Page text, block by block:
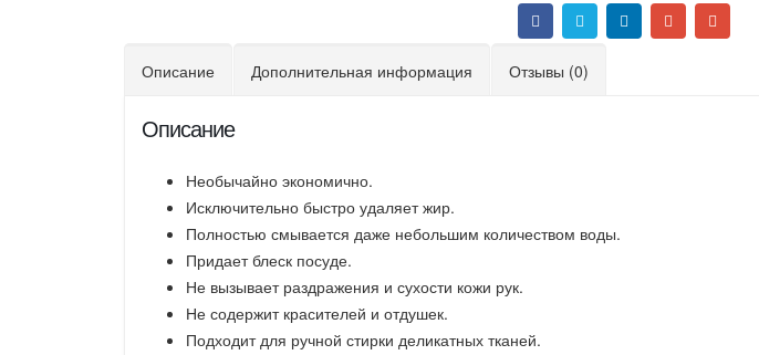
Описание Дополнительная информация Отзывы (0)
Описание
Необычайно экономично.
Исключительно быстро удаляет жир.
Полностью смывается даже небольшим количеством воды.
Придает блеск посуде.
Не вызывает раздражения и сухости кожи рук.
Не содержит красителей и отдушек.
Подходит для ручной стирки деликатных тканей.